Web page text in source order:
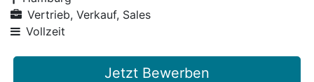
Vertrieb, Verkauf, Sales
Vollzeit
Jetzt Bewerben